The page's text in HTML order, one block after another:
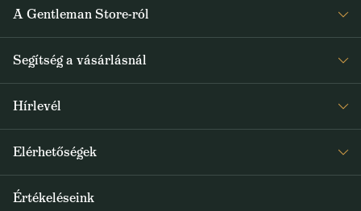
A Gentleman Store-ról
Rólunk
Journal
Segítség a vásárlásnál
Általános Szerződési Feltételek
Hírlevél
a speciális kínálatokról
Elérhetőségek
Értékeléseink